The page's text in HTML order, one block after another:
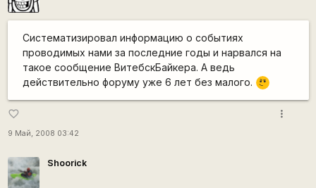
Систематизировал информацию о событиях
проводимых нами за последние годы и нарвался на
такое сообщение ВитебскБайкера. А ведь
действительно форуму уже 6 лет без малого.
\m
/
favorite_border
9 Май, 2008 03:42
more_vert
Shoorick